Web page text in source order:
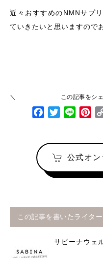
近々おすすめのNMNサプ
ていきたいと思いますので
この記事をシ
Facebook
TwitterLine
公式オ
この記事を書いたライター
サビーナウェ